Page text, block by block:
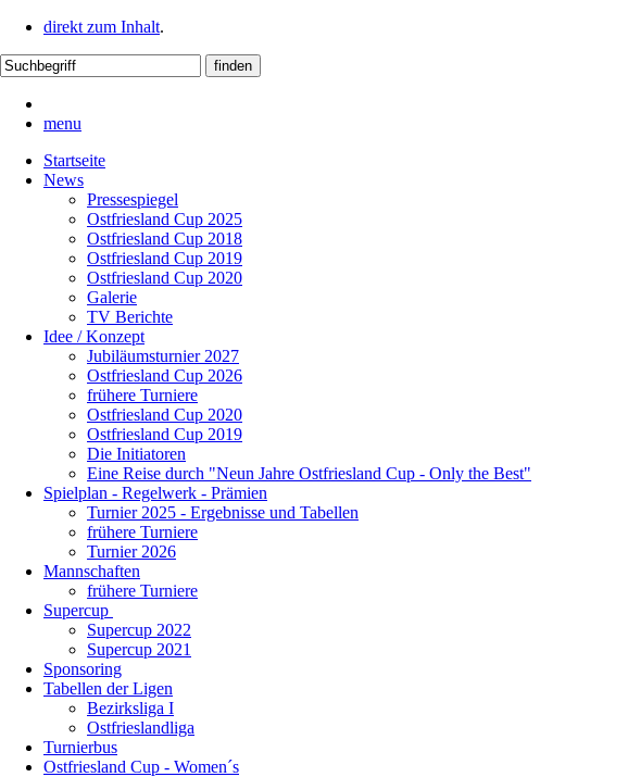
direkt zum Inhalt.
menu
Startseite
News
Pressespiegel
Ostfriesland Cup 2025
Ostfriesland Cup 2018
Ostfriesland Cup 2019
Ostfriesland Cup 2020
Galerie
TV Berichte
Idee / Konzept
Jubiläumsturnier 2027
Ostfriesland Cup 2026
frühere Turniere
Ostfriesland Cup 2020
Ostfriesland Cup 2019
Die Initiatoren
Eine Reise durch "Neun Jahre Ostfriesland Cup - Only the Best"
Spielplan - Regelwerk - Prämien
Turnier 2025 - Ergebnisse und Tabellen
frühere Turniere
Turnier 2026
Mannschaften
frühere Turniere
Supercup
Supercup 2022
Supercup 2021
Sponsoring
Tabellen der Ligen
Bezirksliga I
Ostfrieslandliga
Turnierbus
Ostfriesland Cup - Women´s